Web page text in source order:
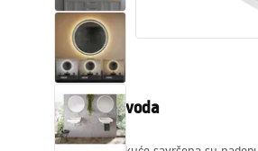
Kuhinja
Pribor i kupaonski namještaj
Opis proizvoda